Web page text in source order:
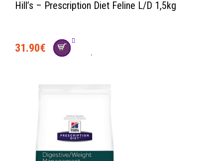
Hill’s – Prescription Diet Feline L/D 1,5kg
31.90€